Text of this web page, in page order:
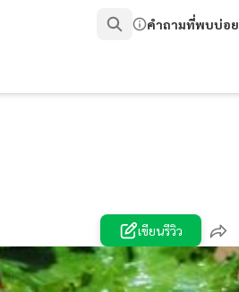
คำถามที่พบบ่อย
เขียนรีวิว